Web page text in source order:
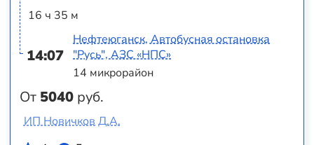
16 ч 35 м
14:07
От 5040 руб.
Нефтеюганск, Автобусная остановка
"Русь", АЗС «НПС»
14 микрорайон
ИП Новичков Д.А.